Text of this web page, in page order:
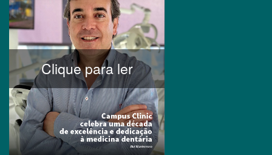
Clique para ler